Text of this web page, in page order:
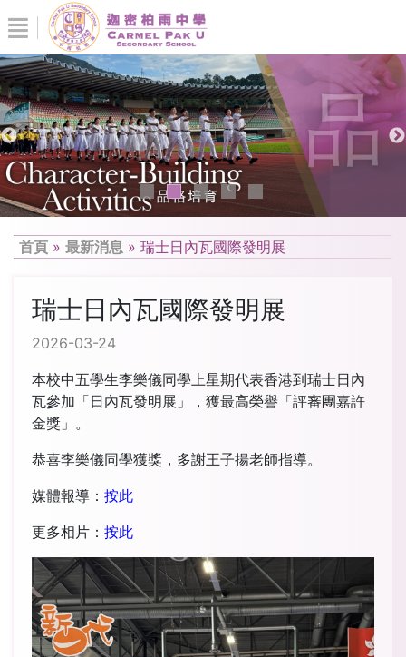
首頁 » 最新消息 » 瑞士日內瓦國際發明展
瑞士日內瓦國際發明展
2026-03-24
本校中五學生李樂儀同學上星期代表香港到瑞士日內
瓦參加「日內瓦發明展」，獲最高榮譽「評審團嘉許
金獎」。
恭喜李樂儀同學獲獎，多謝王子揚老師指導。
媒體報導： 按此
更多相片： 按此